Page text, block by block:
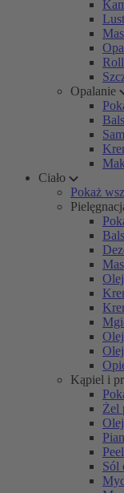
Opalanie
Ciało
Pokaż
Kąpiel i
Żel
Sól